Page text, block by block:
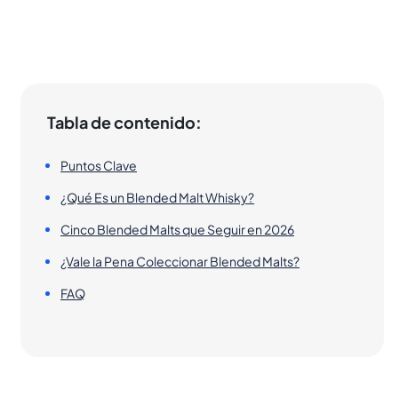
Tabla de contenido:
Puntos Clave
¿Qué Es un Blended Malt Whisky?
Cinco Blended Malts que Seguir en 2026
¿Vale la Pena Coleccionar Blended Malts?
FAQ